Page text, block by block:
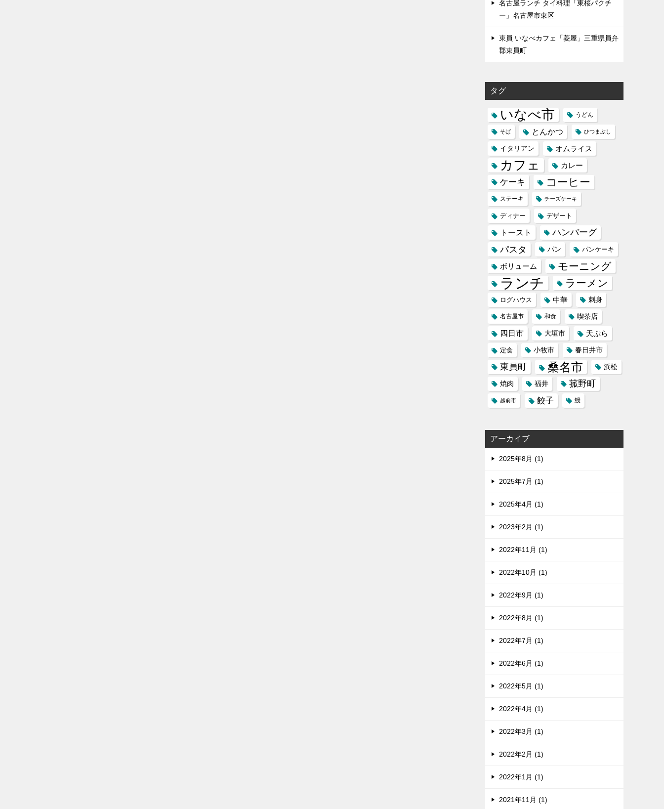
名古屋ランチ タイ料理「東桜パクチ
ー」名古屋市東区
東員 いなべカフェ「菱屋」三重県員弁
郡東員町
タグ
いなべ市 うどん
そば とんかつ ひつまぶし
イタリアン オムライス
カフェ カレー
ケーキ コーヒー
ステーキ チーズケーキ
ディナー デザート
トースト ハンバーグ
パスタ パン パンケーキ
ボリューム モーニング
ランチ ラーメン
ログハウス 中華 刺身
名古屋市 和食 喫茶店
四日市 大垣市 天ぷら
定食 小牧市 春日井市
東員町 桑名市 浜松
焼肉 福井 菰野町
越前市 餃子 鰻
アーカイブ
2025年8月 (1)
2025年7月 (1)
2025年4月 (1)
2023年2月 (1)
2022年11月 (1)
2022年10月 (1)
2022年9月 (1)
2022年8月 (1)
2022年7月 (1)
2022年6月 (1)
2022年5月 (1)
2022年4月 (1)
2022年3月 (1)
2022年2月 (1)
2022年1月 (1)
2021年11月 (1)